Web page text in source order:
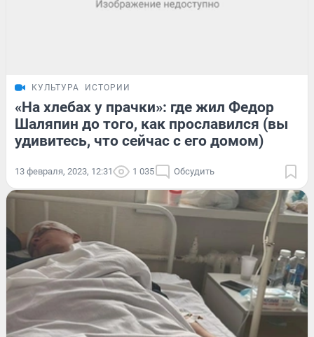
КУЛЬТУРА ИСТОРИИ
«На хлебах у прачки»: где жил Федор
Шаляпин до того, как прославился (вы
удивитесь, что сейчас с его домом)
13 февраля, 2023, 12:31 1 035 Обсудить